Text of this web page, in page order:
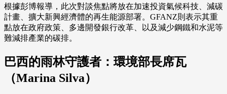
根據彭博報導，此次對談焦點將放在加速投資氣候科技、減碳
計畫、擴大新興經濟體的再生能源部署。GFANZ則表示其重
點放在政府政策、多邊開發銀行改革、以及減少鋼鐵和水泥等
難減排產業的碳排。
巴西的雨林守護者：環境部長席瓦
（Marina Silva）